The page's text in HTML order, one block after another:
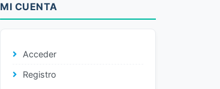
MI CUENTA
Acceder
Registro